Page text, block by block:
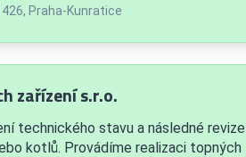
Praha-Kunratice
zařízení s.r.o.
technického stavu a následné revize
kotlů. Provádíme realizaci topných